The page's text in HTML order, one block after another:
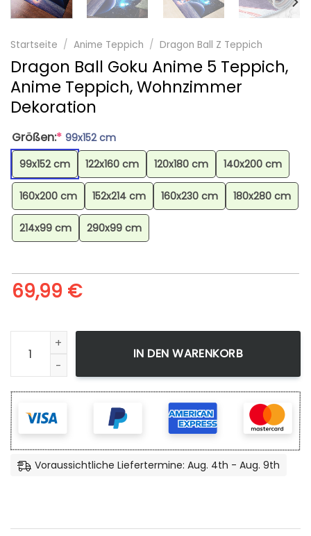
Startseite / Anime Teppich / Dragon Ball Z Teppich
Dragon Ball Goku Anime 5 Teppich,
Anime Teppich, Wohnzimmer
Dekoration
Größen:* 99x152 cm
99x152 cm
122x160 cm 120x180 cm 140x200 cm
160x200 cm 152x214 cm 160x230 cm 180x280 cm
214x99 cm 290x99 cm
69,99 €
Dragon Ball Goku Anime 5 Teppich, Anime Teppich,
IN DEN WARENKORB
Voraussichtliche Liefertermine: Aug. 4th - Aug. 9th